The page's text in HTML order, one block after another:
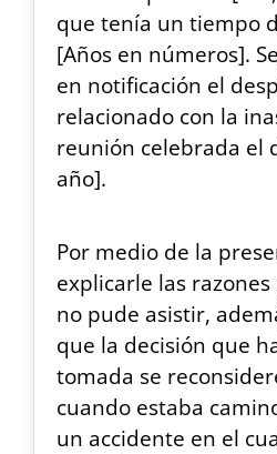
que tenía un tiempo
[Años en números].
en notificación el
relacionado con la
reunión celebrada el
año].
Por medio de la
explicarle las
no pude asistir,
que la decisión que
tomada se
cuando estaba
un accidente en el